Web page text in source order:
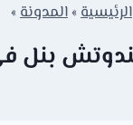
الرئيسية»المدونة»
بنل